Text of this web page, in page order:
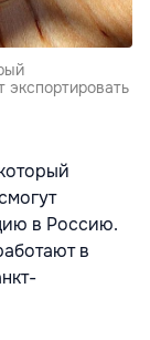
экспортировать
в Россию.
в